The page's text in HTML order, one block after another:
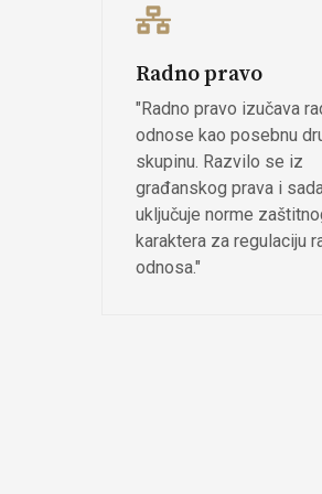
Radno pravo
"Radno pravo izučava
odnose kao posebnu
skupinu. Razvilo se iz
građanskog prava i
uključuje norme
karaktera za regulaciju
odnosa."